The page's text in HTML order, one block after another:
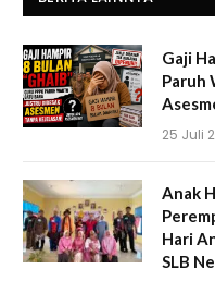
Gaji
Paruh
25 Juli
Anak
Hari
SLB